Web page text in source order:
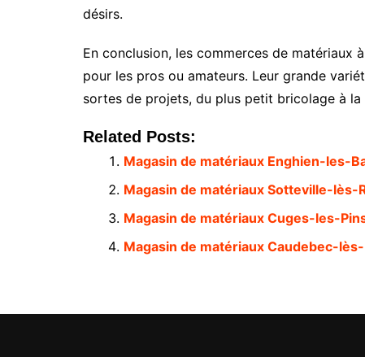
désirs.
En conclusion, les commerces de matériaux
pour les pros ou amateurs. Leur grande
sortes de projets, du plus petit bricolage à
Related Posts:
Magasin de matériaux Enghien-les-
Magasin de matériaux Sotteville-lès-
Magasin de matériaux Cuges-les-
Magasin de matériaux Caudebec-